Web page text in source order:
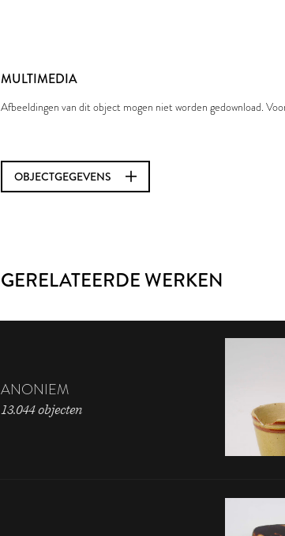
MULTIMEDIA
Afbeeldingen van dit object mogen niet worden gedownload.
OBJECTGEGEVENS
GERELATEERDE WERKEN
ANONIEM
13.044 objecten